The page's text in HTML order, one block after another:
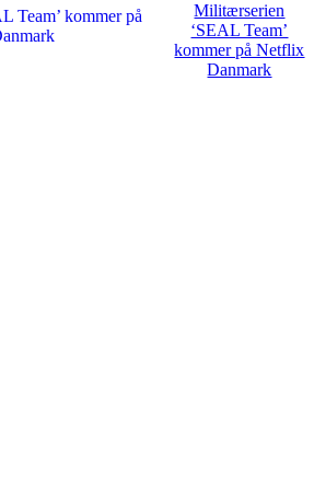
Militærserien
‘SEAL Team’
kommer på Netflix
Danmark